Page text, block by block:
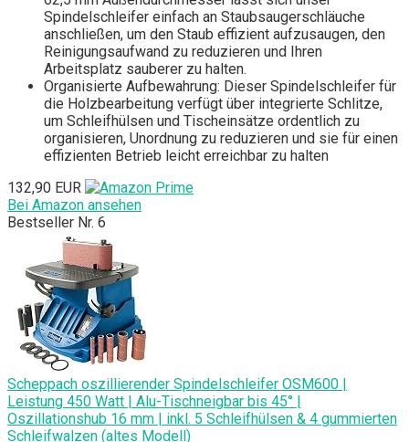
Spindelschleifer einfach an Staubsaugerschläuche
anschließen, um den Staub effizient aufzusaugen, den
Reinigungsaufwand zu reduzieren und Ihren
Arbeitsplatz sauberer zu halten.
Organisierte Aufbewahrung: Dieser Spindelschleifer für
die Holzbearbeitung verfügt über integrierte Schlitze,
um Schleifhülsen und Tischeinsätze ordentlich zu
organisieren, Unordnung zu reduzieren und sie für einen
effizienten Betrieb leicht erreichbar zu halten
132,90 EUR
Bei Amazon ansehen
Bestseller Nr. 6
Scheppach oszillierender Spindelschleifer OSM600 |
Leistung 450 Watt | Alu-Tischneigbar bis 45° |
Oszillationshub 16 mm | inkl. 5 Schleifhülsen & 4 gummierten
Schleifwalzen (altes Modell)